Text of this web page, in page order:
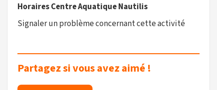
Horaires Centre Aquatique Nautilis
Signaler un problème concernant cette activité
Partagez si vous avez aimé !